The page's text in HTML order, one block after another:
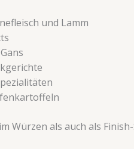
und Lamm
Würzen als auch als